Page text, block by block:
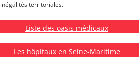
territoriales.
Liste des oasis médicaux
Les hôpitaux en Seine-Maritime